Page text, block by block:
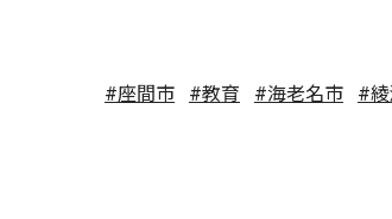
#座間市 #教育 #海老名市 #